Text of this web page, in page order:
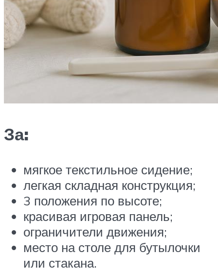
За:
мягкое текстильное сидение;
легкая складная конструкция;
3 положения по высоте;
красивая игровая панель;
ограничители движения;
место на столе для бутылочки
или стакана.